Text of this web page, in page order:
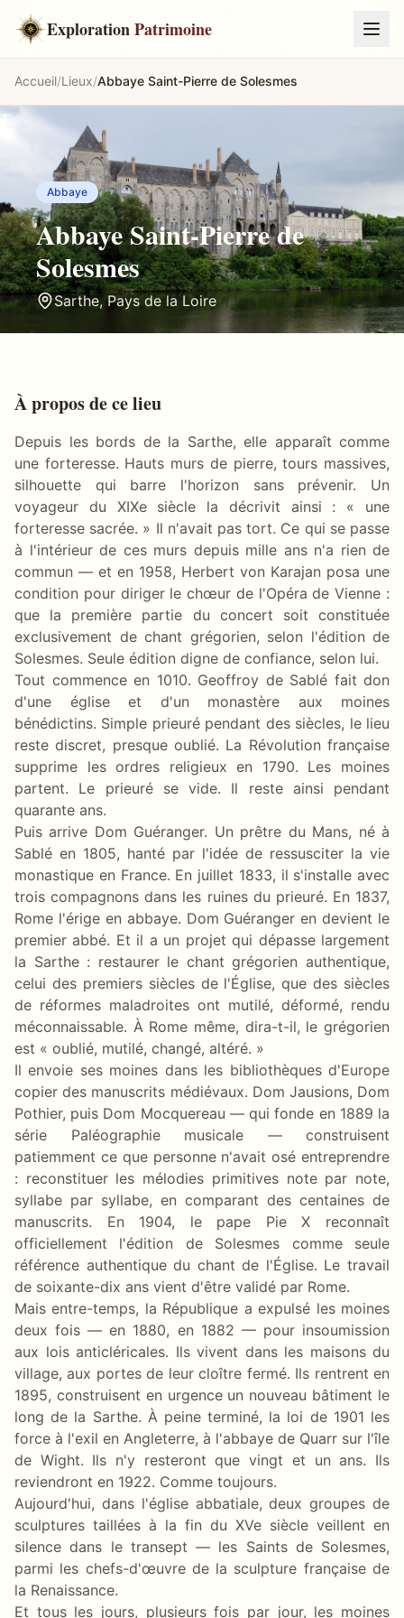
ExplorationPatrimoine
Accueil/Lieux/Abbaye Saint-Pierre de Solesmes
Abbaye
Abbaye Saint-Pierre de
Solesmes
Sarthe,Pays de la Loire
À propos de ce lieu
Depuis les bords de la Sarthe, elle apparaît comme
une forteresse. Hauts murs de pierre, tours massives,
silhouette qui barre l'horizon sans prévenir. Un
voyageur du XIXe siècle la décrivit ainsi : « une
forteresse sacrée. » Il n'avait pas tort. Ce qui se passe
à l'intérieur de ces murs depuis mille ans n'a rien de
commun — et en 1958, Herbert von Karajan posa une
condition pour diriger le chœur de l'Opéra de Vienne :
que la première partie du concert soit constituée
exclusivement de chant grégorien, selon l'édition de
Solesmes. Seule édition digne de confiance, selon lui.
Tout commence en 1010. Geoffroy de Sablé fait don
d'une église et d'un monastère aux moines
bénédictins. Simple prieuré pendant des siècles, le lieu
reste discret, presque oublié. La Révolution française
supprime les ordres religieux en 1790. Les moines
partent. Le prieuré se vide. Il reste ainsi pendant
quarante ans.
Puis arrive Dom Guéranger. Un prêtre du Mans, né à
Sablé en 1805, hanté par l'idée de ressusciter la vie
monastique en France. En juillet 1833, il s'installe avec
trois compagnons dans les ruines du prieuré. En 1837,
Rome l'érige en abbaye. Dom Guéranger en devient le
premier abbé. Et il a un projet qui dépasse largement
la Sarthe : restaurer le chant grégorien authentique,
celui des premiers siècles de l'Église, que des siècles
de réformes maladroites ont mutilé, déformé, rendu
méconnaissable. À Rome même, dira-t-il, le grégorien
est « oublié, mutilé, changé, altéré. »
Il envoie ses moines dans les bibliothèques d'Europe
copier des manuscrits médiévaux. Dom Jausions, Dom
Pothier, puis Dom Mocquereau — qui fonde en 1889 la
série Paléographie musicale — construisent
patiemment ce que personne n'avait osé entreprendre
: reconstituer les mélodies primitives note par note,
syllabe par syllabe, en comparant des centaines de
manuscrits. En 1904, le pape Pie X reconnaît
officiellement l'édition de Solesmes comme seule
référence authentique du chant de l'Église. Le travail
de soixante-dix ans vient d'être validé par Rome.
Mais entre-temps, la République a expulsé les moines
deux fois — en 1880, en 1882 — pour insoumission
aux lois anticléricales. Ils vivent dans les maisons du
village, aux portes de leur cloître fermé. Ils rentrent en
1895, construisent en urgence un nouveau bâtiment le
long de la Sarthe. À peine terminé, la loi de 1901 les
force à l'exil en Angleterre, à l'abbaye de Quarr sur l'île
de Wight. Ils n'y resteront que vingt et un ans. Ils
reviendront en 1922. Comme toujours.
Aujourd'hui, dans l'église abbatiale, deux groupes de
sculptures taillées à la fin du XVe siècle veillent en
silence dans le transept — les Saints de Solesmes,
parmi les chefs-d'œuvre de la sculpture française de
la Renaissance.
Et tous les jours, plusieurs fois par jour, les moines